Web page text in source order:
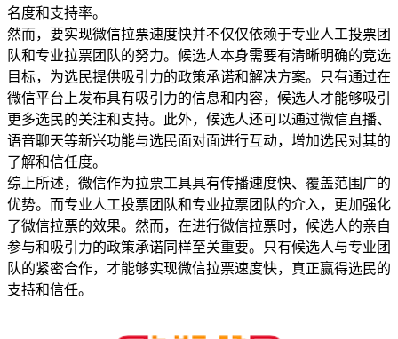
名度和支持率。
然而，要实现微信拉票速度快并不仅仅依赖于专业人工投票团
队和专业拉票团队的努力。候选人本身需要有清晰明确的竞选
目标，为选民提供吸引力的政策承诺和解决方案。只有通过在
微信平台上发布具有吸引力的信息和内容，候选人才能够吸引
更多选民的关注和支持。此外，候选人还可以通过微信直播、
语音聊天等新兴功能与选民面对面进行互动，增加选民对其的
了解和信任度。
综上所述，微信作为拉票工具具有传播速度快、覆盖范围广的
优势。而专业人工投票团队和专业拉票团队的介入，更加强化
了微信拉票的效果。然而，在进行微信拉票时，候选人的亲自
参与和吸引力的政策承诺同样至关重要。只有候选人与专业团
队的紧密合作，才能够实现微信拉票速度快，真正赢得选民的
支持和信任。